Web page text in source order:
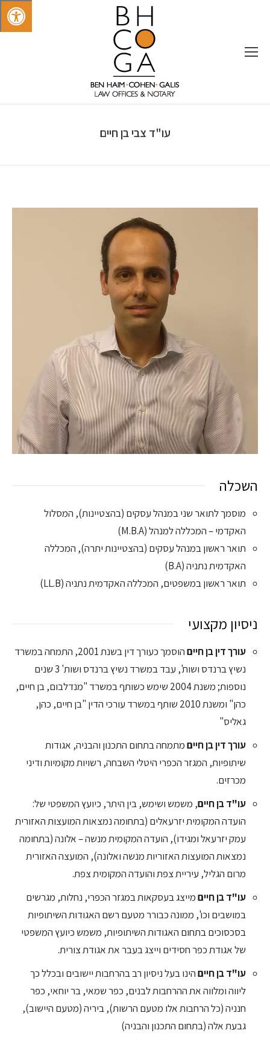
עו"ד צבי בן חיים
השכלה
מוסמך לתואר שני במנהל עסקים (בהצטיינות), המסלול
האקדמי – המכללה למנהל (M.B.A)
תואר ראשון במנהל עסקים (בהצטיינות יתרה), המכללה
האקדמית נתניה (B.A)
תואר ראשון במשפטים, המכללה האקדמית נתניה (LL.B)
ניסיון מקצועי
עורך דין בן חיים
הוסמך כעורך דין בשנת 2001, התמחה במשרד
נשיץ ברנדס ושות', עבד במשרד נשיץ ברנדס ושות' 3 שנים
נוספות; משנת 2004 שימש כשותף במשרד "מנדלבום, בן חיים,
כהן" ומשנת 2010 שותף במשרד עורכי הדין "בן חיים, כהן,
גאליס"
עורך דין בן חייםמתמחה בתחום התכנון והבניה, אגודות
שיתופיות, המגזר הכפרי היטלי השבחה, רשויות מקומיות ודיני
מכרזים.
עו"ד בן חיים, משמש ושימש, בין היתר, כיועץ המשפטי של:
הועדה המקומית יזרעאלים (בתחומה נמצאות המועצות האזורית
עמק יזרעאל ומגידו), הועדה המקומית מנשה – אלונה (בתחומה
נמצאות המועצות האזוריות מנשה ואלונה), המועצה האזורית
מרום הגליל, עיריית צפת והועדה המקומית צפת.
עו"ד בן חייםמייצג בעסקאות במגזר הכפרי, נחלות, מגרשים
במושבים וכו', ממונה כבורר מטעם רשם האגודות השיתופיות
בסכסוכים בתחום האגודות השיתופיות, משמש כיועץ המשפטי
של אגודת כפר חסידים וייצג בעבר את אגודת צורית.
עו"ד בן חייםהינו בעל ניסיון רב בהרחבות יישובים ובכלל כך
ליווה ומלווה את ההרחבות לבנים, כפר שמאי, בר יוחאי, כפר
חנניה (כל הרחבות אלו מטעם הרשות), ביריה (מטעם היישוב),
גבעת אלה (בתחום התכנון והבניה)